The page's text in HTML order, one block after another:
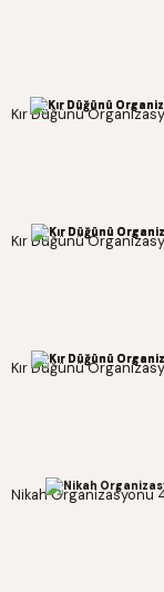
Kır Düğünü
Kır Düğünü
Kır Düğünü
Nikah Organizasyonu